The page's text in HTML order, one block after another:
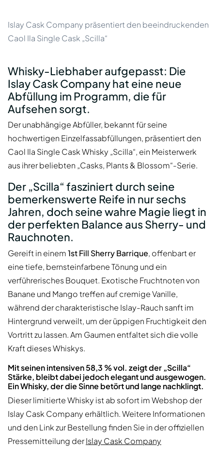
Islay Cask Company präsentiert den beeindruckenden
Caol Ila Single Cask „Scilla“
Whisky-Liebhaber aufgepasst: Die
Islay Cask Company hat eine neue
Abfüllung im Programm, die für
Aufsehen sorgt.
Der unabhängige Abfüller, bekannt für seine
hochwertigen Einzelfassabfüllungen, präsentiert den
Caol Ila Single Cask Whisky „Scilla“, ein Meisterwerk
aus ihrer beliebten „Casks, Plants & Blossom“-Serie.
Der „Scilla“ fasziniert durch seine
bemerkenswerte Reife in nur sechs
Jahren, doch seine wahre Magie liegt in
der perfekten Balance aus Sherry- und
Rauchnoten.
Gereift in einem1st Fill Sherry Barrique, offenbart er
eine tiefe, bernsteinfarbene Tönung und ein
verführerisches Bouquet. Exotische Fruchtnoten von
Banane und Mango treffen auf cremige Vanille,
während der charakteristische Islay-Rauch sanft im
Hintergrund verweilt, um der üppigen Fruchtigkeit den
Vortritt zu lassen. Am Gaumen entfaltet sich die volle
Kraft dieses Whiskys.
Mit seinen intensiven 58,3 % vol. zeigt der „Scilla“
Stärke, bleibt dabei jedoch elegant und ausgewogen.
Ein Whisky, der die Sinne betört und lange nachklingt.
Dieser limitierte Whisky ist ab sofort im Webshop der
Islay Cask Company erhältlich. Weitere Informationen
und den Link zur Bestellung finden Sie in der offiziellen
Pressemitteilung derIslay Cask Company